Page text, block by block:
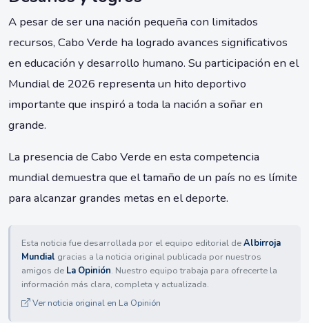
A pesar de ser una nación pequeña con limitados
recursos, Cabo Verde ha logrado avances significativos
en educación y desarrollo humano. Su participación en el
Mundial de 2026 representa un hito deportivo
importante que inspiró a toda la nación a soñar en
grande.
La presencia de Cabo Verde en esta competencia
mundial demuestra que el tamaño de un país no es límite
para alcanzar grandes metas en el deporte.
Esta noticia fue desarrollada por el equipo editorial deAlbirroja
Mundial gracias a la noticia original publicada por nuestros
amigos de La Opinión. Nuestro equipo trabaja para ofrecerte la
información más clara, completa y actualizada.
Ver noticia original en La Opinión